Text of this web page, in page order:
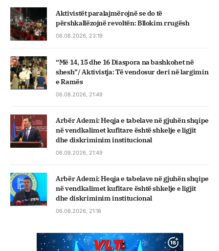
Aktivistët paralajmërojnë se do të
përshkallëzojnë revoltën: Bllokim rrugësh
06.08.2026, 23:19
“Më 14, 15 dhe 16 Diaspora na bashkohet në
shesh”/ Aktivistja: Të vendosur deri në largimin
e Ramës
06.08.2026, 21:49
Arbër Ademi: Heqja e tabelave në gjuhën shqipe
në vendkalimet kufitare është shkelje e ligjit
dhe diskriminim institucional
06.08.2026, 21:49
Arbër Ademi: Heqja e tabelave në gjuhën shqipe
në vendkalimet kufitare është shkelje e ligjit
dhe diskriminim institucional
06.08.2026, 21:18